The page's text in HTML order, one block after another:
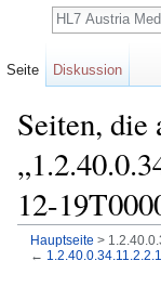
Seiten, die
12-
Hauptseite >
←
Seite Diskussion
Suche